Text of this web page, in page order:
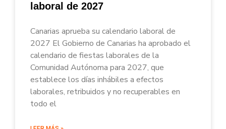
laboral de 2027
Canarias aprueba su calendario laboral de
2027 El Gobierno de Canarias ha aprobado el
calendario de fiestas laborales de la
Comunidad Autónoma para 2027, que
establece los días inhábiles a efectos
laborales, retribuidos y no recuperables en
todo el